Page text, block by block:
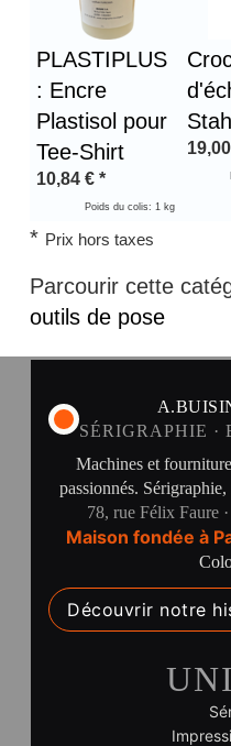
PLASTIPLUS
: Encre
Plastisol pour
Tee-Shirt
10,84 € *
Poids du colis: 1 kg
19,00
* Prix hors taxes
Parcourir cette
outils de pose
SÉRIGRAPHIE ·
Machines et
passionnés.
78, rue Félix Faure
Maison fondée à
Découvrir notre